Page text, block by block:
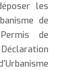
les
de
de